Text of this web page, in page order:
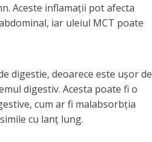
Aceste inflamații pot afecta
iar uleiul MCT poate
digestie, deoarece este ușor de
digestiv. Acesta poate fi o
cum ar fi malabsorbția
cu lanț lung.